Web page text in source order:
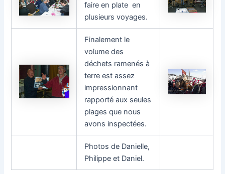
faire en plate en
plusieurs voyages.
Finalement le
volume des
déchets ramenés à
terre est assez
impressionnant
rapporté aux seules
plages que nous
avons inspectées.
Photos de Danielle,
Philippe et Daniel.